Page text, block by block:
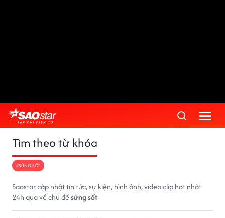
Tìm theo từ khóa
#SỬNG SỐT
Saostar cập nhật tin tức, sự kiện, hình ảnh, video clip hot nhất
24h qua về chủ đềsửng sốt